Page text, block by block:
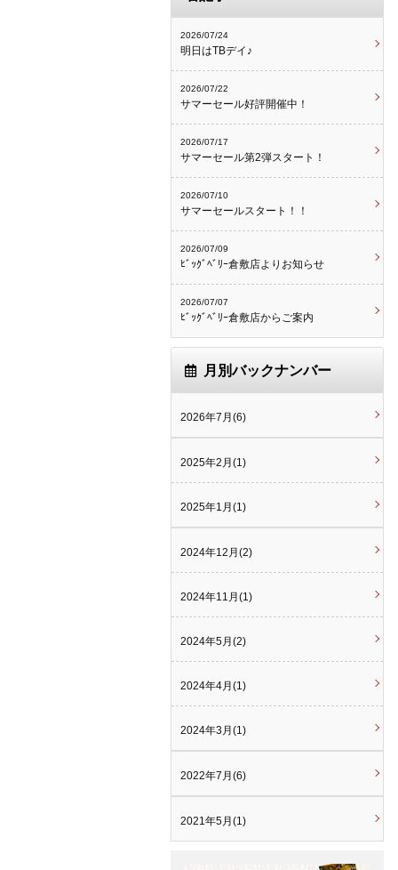
2026/07/24
明日はTBデイ♪
2026/07/22
サマーセール好評開催中！
2026/07/17
サマーセール第2弾スタート！
2026/07/10
サマーセールスタート！！
2026/07/09
ﾋﾞｯｸﾞﾍﾞﾘｰ倉敷店よりお知らせ
2026/07/07
ﾋﾞｯｸﾞﾍﾞﾘｰ倉敷店からご案内
月別バックナンバー
2026年7月(6)
2025年2月(1)
2025年1月(1)
2024年12月(2)
2024年11月(1)
2024年5月(2)
2024年4月(1)
2024年3月(1)
2022年7月(6)
2021年5月(1)